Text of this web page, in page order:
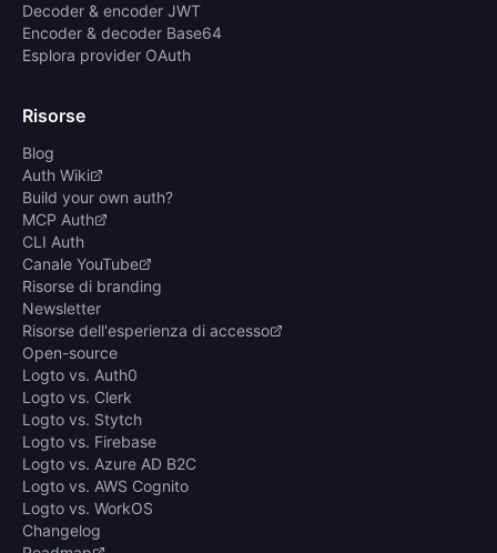
Decoder & encoder JWT
Encoder & decoder Base64
Esplora provider OAuth
Risorse
Blog
Auth Wiki
Build your own auth?
MCP Auth
CLI Auth
Canale YouTube
Risorse di branding
Newsletter
Risorse dell'esperienza di accesso
Open-source
Logto vs. Auth0
Logto vs. Clerk
Logto vs. Stytch
Logto vs. Firebase
Logto vs. Azure AD B2C
Logto vs. AWS Cognito
Logto vs. WorkOS
Changelog